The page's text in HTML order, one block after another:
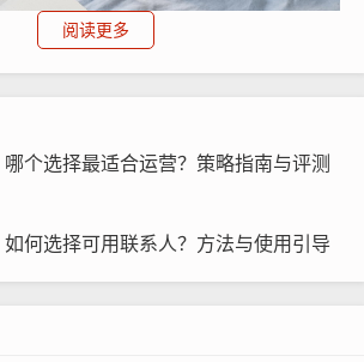
阅读更多
个选择最适合运营？策略指南与评测
何选择可用联系人？方法与使用引导